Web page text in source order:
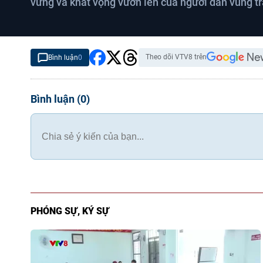
Bình luận0 Theo dõi VTV8 trên
Bình luận (0)
PHÓNG SỰ, KÝ SỰ